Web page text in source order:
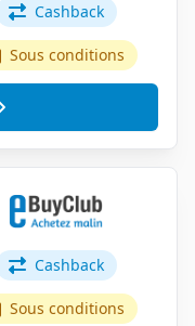
Cashback
Sous conditions
Cashback
Sous conditions